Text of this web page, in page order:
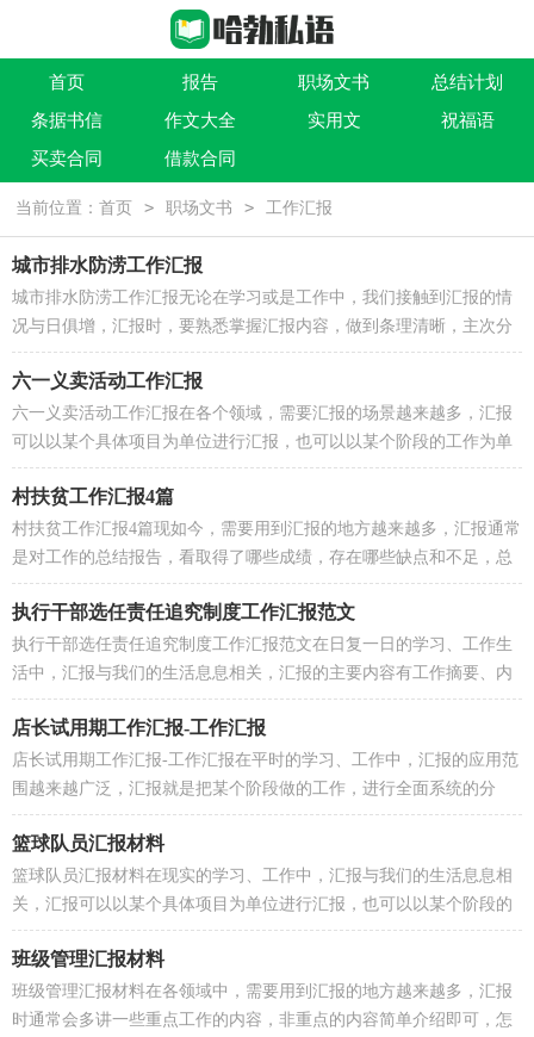
首页 报告 职场文书
总结计划
条据书信
作文大全 实用文
祝福语
买卖合同
借款合同
当前位置：首页 > 职场文书 > 工作汇报
城市排水防涝工作汇报
城市排水防涝工作汇报无论在学习或是工作中，我们接触到汇报的情
况与日俱增，汇报时，要熟悉掌握汇报内容，做到条理清晰，主次分
明，每次提笔要写汇报的时候都毫无头绪？以下是小编为大家...
六一义卖活动工作汇报
六一义卖活动工作汇报在各个领域，需要汇报的场景越来越多，汇报
可以以某个具体项目为单位进行汇报，也可以以某个阶段的工作为单
位进行汇报，为了帮助大家更好的完成汇报，以下是小编...
村扶贫工作汇报4篇
村扶贫工作汇报4篇现如今，需要用到汇报的地方越来越多，汇报通常
是对工作的总结报告，看取得了哪些成绩，存在哪些缺点和不足，总
结了哪些经验，不过，你会写汇报吗？以下是小编精心整理的...
执行干部选任责任追究制度工作汇报范文
执行干部选任责任追究制度工作汇报范文在日复一日的学习、工作生
活中，汇报与我们的生活息息相关，汇报的主要内容有工作摘要、内
容、花费时间、对应任务、完成情况、总结等，为了...
店长试用期工作汇报-工作汇报
店长试用期工作汇报-工作汇报在平时的学习、工作中，汇报的应用范
围越来越广泛，汇报就是把某个阶段做的工作，进行全面系统的分
析、研究后报告给上级领导，是不是有很多人都曾经或...
篮球队员汇报材料
篮球队员汇报材料在现实的学习、工作中，汇报与我们的生活息息相
关，汇报可以以某个具体项目为单位进行汇报，也可以以某个阶段的
工作为单位进行汇报，大家知道正式的汇报怎么写吗？下...
班级管理汇报材料
班级管理汇报材料在各领域中，需要用到汇报的地方越来越多，汇报
时通常会多讲一些重点工作的内容，非重点的内容简单介绍即可，怎